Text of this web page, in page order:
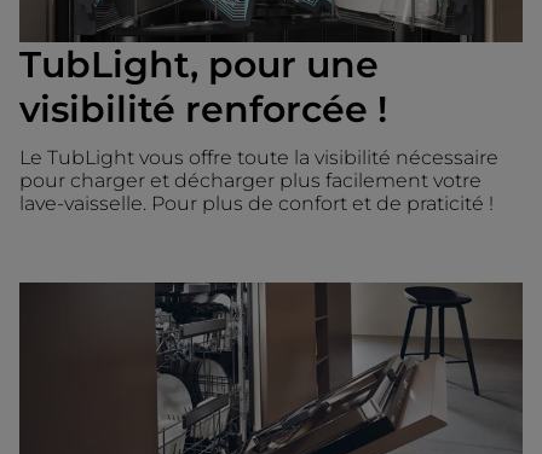
TubLight, pour une
visibilité renforcée !
Le TubLight vous offre toute la visibilité nécessaire
pour charger et décharger plus facilement votre
lave-vaisselle. Pour plus de confort et de praticité !